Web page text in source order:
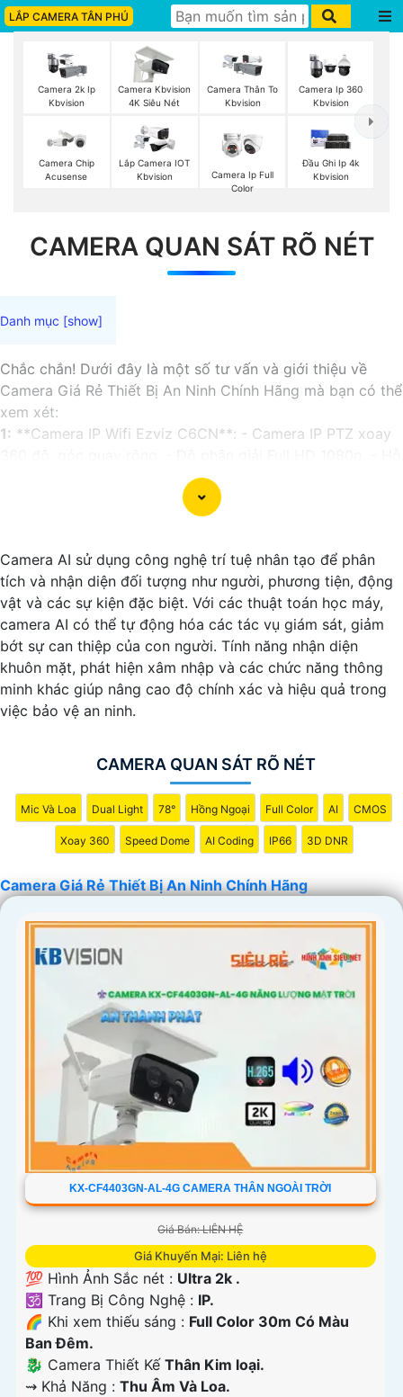
LẮP CAMERA TÂN PHÚ
Camera 2k Ip
Kbvision
Camera Kbvision
4K Siêu Nét
Camera Thân To
Kbvision
Camera Ip 360
Kbvision
Camera Chip
Acusense
Lắp Camera IOT
Kbvision
Camera Ip Full
Color
Đầu Ghi Ip 4k
Kbvision
CAMERA QUAN SÁT RÕ NÉT
Chắc chắn! Dưới đây là một số tư vấn và giới thiệu về
Camera Giá Rẻ Thiết Bị An Ninh Chính Hãng mà bạn có thể
xem xét:
1: **Camera IP Wifi Ezviz C6CN**: - Camera IP PTZ xoay
trợ kết nối không dây WiFi. - Tích hợp công nghệ hồng
ngoại thông minh. - Phù hợp để theo dõi khoảng cách xa.
**Camera Hikvision DS-2CD1021-I**: - Camera IP
2MP (1920x1080). - Hỗ trợ chống ngược sáng kỹ thuật số.
- Thiết kế vỏ nhựa chống va đập. - Hồng ngoại ban đêm
khoảng cách lên đến 30m.
✳️3:**Camera Dahua HDCVI HAC-HFW1200T**: -
Camera HDCVI 2MP hỗ trợ chất lượng hình ảnh cao. - Lens
cố định 3.6mm. - Tầm quan sát hồng ngoại lên đến 20m. -
Chống ngược sáng Digital WDR, cân bằng sáng, chống
nhiễu 3D. - Giá phải chăng với chất lượng
sử dụng và không gian lắp đặt của bạn. Bạn có thể tham
khảo thêm thông tin chi tiết và mua hàng tại các cửa hàng
điện tử uy tín hoặc cửa hàng thiết bị an ninh chuyên
nghiệp. Chúc bạn tìm được giải pháp an ninh phù hợp!
Camera AI sử dụng công nghệ trí tuệ nhân tạo để phân
tích và nhận diện đối tượng như người, phương tiện, động
vật và các sự kiện đặc biệt. Với các thuật toán học máy,
camera AI có thể tự động hóa các tác vụ giám sát, giảm
bớt sự can thiệp của con người. Tính năng nhận diện
khuôn mặt, phát hiện xâm nhập và các chức năng thông
minh khác giúp nâng cao độ chính xác và hiệu quả trong
việc bảo vệ an ninh.
CAMERA QUAN SÁT RÕ NÉT
Mic Và Loa Dual Light 78° Hồng Ngoại Full Color AI CMOS
Xoay 360 Speed Dome AI Coding IP66 3D DNR
Camera Giá Rẻ Thiết Bị An Ninh Chính Hãng
KX-CF4403GN-AL-4G CAMERA THÂN NGOÀI TRỜI
Giá Bán: LIÊN HỆ
Giá Khuyến Mại: Liên hệ
💯 Hình Ảnh Sắc nét : Ultra 2k .
🕉️ Trang Bị Công Nghệ : IP.
🌈 Khi xem thiếu sáng : Full Color 30m Có Màu
Ban Ðêm.
🐉️ Camera Thiết Kế Thân Kim loại.
️⇝ Khả Năng : Thu Âm Và Loa.